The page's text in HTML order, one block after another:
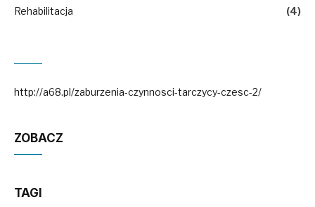
Rehabilitacja (4)
http://a68.pl/zaburzenia-czynnosci-tarczycy-czesc-2/
ZOBACZ
TAGI